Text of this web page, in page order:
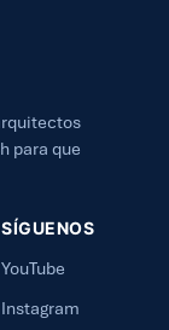
para que
SÍGUENOS
YouTube
Instagram